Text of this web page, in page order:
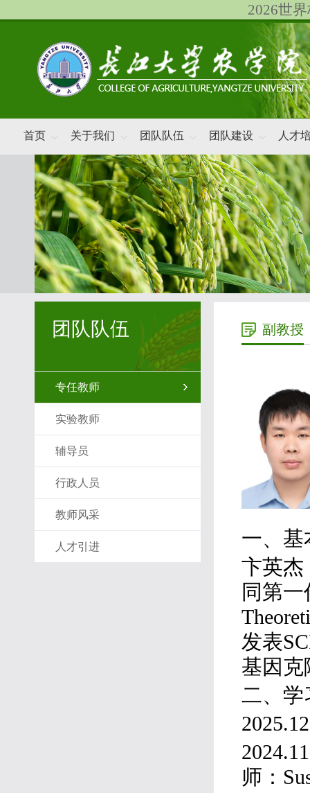
2026世
首页 关于我们 团队队伍 团队建设 人才
团队队伍
专任教师
实验教师
辅导员
行政人员
教师风采
人才引进
副教授
一、基
卞英杰
同第
发表
基因克
二、学
师：